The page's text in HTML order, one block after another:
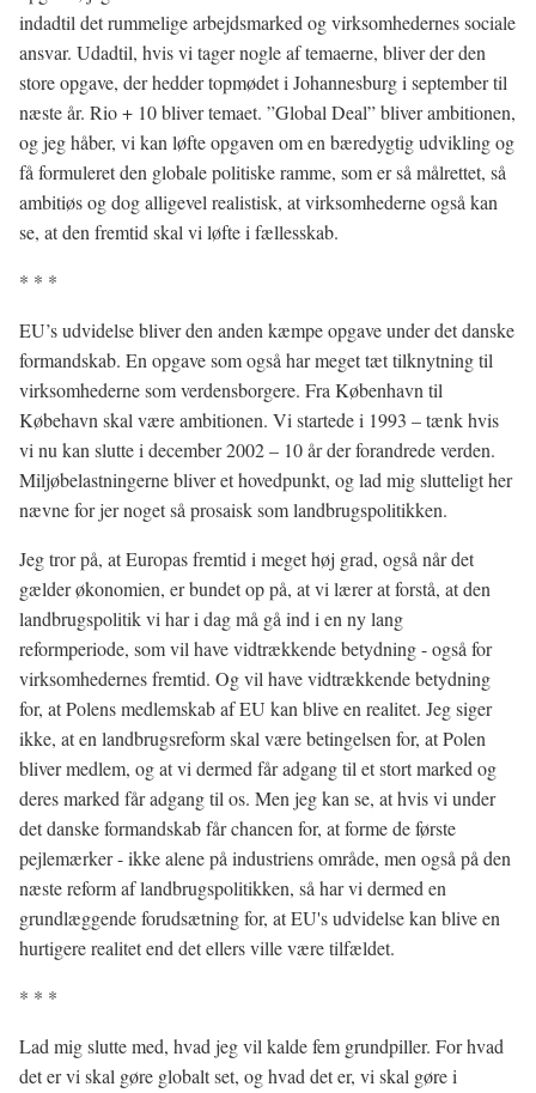
indadtil det rummelige arbejdsmarked og virksomhedernes sociale
ansvar. Udadtil, hvis vi tager nogle af temaerne, bliver der den
store opgave, der hedder topmødet i Johannesburg i september til
næste år. Rio + 10 bliver temaet. ”Global Deal” bliver ambitionen,
og jeg håber, vi kan løfte opgaven om en bæredygtig udvikling og
få formuleret den globale politiske ramme, som er så målrettet, så
ambitiøs og dog alligevel realistisk, at virksomhederne også kan
se, at den fremtid skal vi løfte i fællesskab.
* * *
EU’s udvidelse bliver den anden kæmpe opgave under det danske
formandskab. En opgave som også har meget tæt tilknytning til
virksomhederne som verdensborgere. Fra København til
Købehavn skal være ambitionen. Vi startede i 1993 – tænk hvis
vi nu kan slutte i december 2002 – 10 år der forandrede verden.
Miljøbelastningerne bliver et hovedpunkt, og lad mig slutteligt her
nævne for jer noget så prosaisk som landbrugspolitikken.
Jeg tror på, at Europas fremtid i meget høj grad, også når det
gælder økonomien, er bundet op på, at vi lærer at forstå, at den
landbrugspolitik vi har i dag må gå ind i en ny lang
reformperiode, som vil have vidtrækkende betydning - også for
virksomhedernes fremtid. Og vil have vidtrækkende betydning
for, at Polens medlemskab af EU kan blive en realitet. Jeg siger
ikke, at en landbrugsreform skal være betingelsen for, at Polen
bliver medlem, og at vi dermed får adgang til et stort marked og
deres marked får adgang til os. Men jeg kan se, at hvis vi under
det danske formandskab får chancen for, at forme de første
pejlemærker - ikke alene på industriens område, men også på den
næste reform af landbrugspolitikken, så har vi dermed en
grundlæggende forudsætning for, at EU's udvidelse kan blive en
hurtigere realitet end det ellers ville være tilfældet.
* * *
Lad mig slutte med, hvad jeg vil kalde fem grundpiller. For hvad
det er vi skal gøre globalt set, og hvad det er, vi skal gøre i